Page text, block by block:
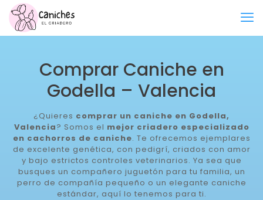
Comprar Caniche en
Godella – Valencia
¿Quieres comprar un caniche en Godella,
Valencia? Somos el mejor criadero especializado
en cachorros de caniche. Te ofrecemos ejemplares
de excelente genética, con pedigrí, criados con amor
y bajo estrictos controles veterinarios. Ya sea que
busques un compañero juguetón para tu familia, un
perro de compañía pequeño o un elegante caniche
estándar, aquí lo tenemos para ti.